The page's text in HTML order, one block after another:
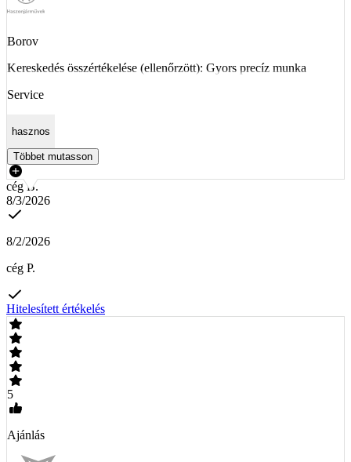
Borov
Kereskedés összértékelése (ellenőrzött): Gyors precíz munka
Service
hasznos
Többet mutasson
cég B.
8/3/2026
8/2/2026
cég P.
Hitelesített értékelés
5
Ajánlás